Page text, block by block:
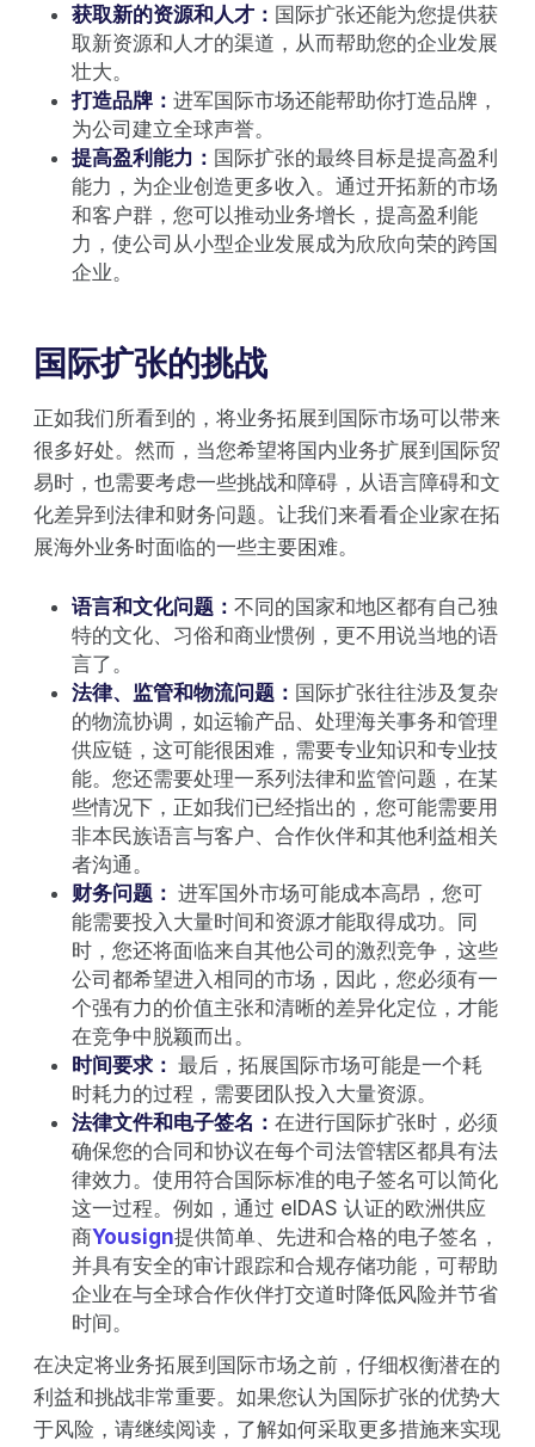
获取新的资源和人才： 国际扩张还能为您提供获
取新资源和人才的渠道，从而帮助您的企业发展
壮大。
打造品牌： 进军国际市场还能帮助你打造品牌，
为公司建立全球声誉。
提高盈利能力： 国际扩张的最终目标是提高盈利
能力，为企业创造更多收入。通过开拓新的市场
和客户群，您可以推动业务增长，提高盈利能
力，使公司从小型企业发展成为欣欣向荣的跨国
企业。
国际扩张的挑战
正如我们所看到的，将业务拓展到国际市场可以带来
很多好处。然而，当您希望将国内业务扩展到国际贸
易时，也需要考虑一些挑战和障碍，从语言障碍和文
化差异到法律和财务问题。让我们来看看企业家在拓
展海外业务时面临的一些主要困难。
语言和文化问题： 不同的国家和地区都有自己独
特的文化、习俗和商业惯例，更不用说当地的语
言了。
法律、监管和物流问题： 国际扩张往往涉及复杂
的物流协调，如运输产品、处理海关事务和管理
供应链，这可能很困难，需要专业知识和专业技
能。您还需要处理一系列法律和监管问题，在某
些情况下，正如我们已经指出的，您可能需要用
非本民族语言与客户、合作伙伴和其他利益相关
者沟通。
财务问题： 进军国外市场可能成本高昂，您可
能需要投入大量时间和资源才能取得成功。同
时，您还将面临来自其他公司的激烈竞争，这些
公司都希望进入相同的市场，因此，您必须有一
个强有力的价值主张和清晰的差异化定位，才能
在竞争中脱颖而出。
时间要求： 最后，拓展国际市场可能是一个耗
时耗力的过程，需要团队投入大量资源。
法律文件和电子签名： 在进行国际扩张时，必须
确保您的合同和协议在每个司法管辖区都具有法
律效力。使用符合国际标准的电子签名可以简化
这一过程。例如，通过 eIDAS 认证的欧洲供应
商Yousign提供简单、先进和合格的电子签名，
并具有安全的审计跟踪和合规存储功能，可帮助
企业在与全球合作伙伴打交道时降低风险并节省
时间。
在决定将业务拓展到国际市场之前，仔细权衡潜在的
利益和挑战非常重要。如果您认为国际扩张的优势大
于风险，请继续阅读，了解如何采取更多措施来实现